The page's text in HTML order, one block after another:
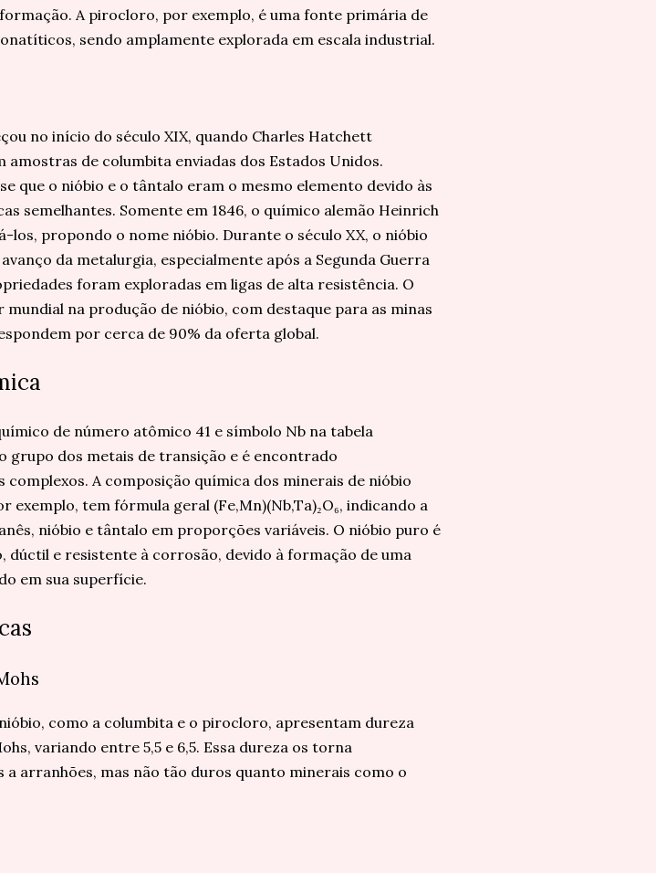
A pirocloro, por exemplo, é uma fonte primária de
sendo amplamente explorada em escala industrial.
no início do século XIX, quando Charles Hatchett
de columbita enviadas dos Estados Unidos.
que o nióbio e o tântalo eram o mesmo elemento devido às
semelhantes. Somente em 1846, o químico alemão Heinrich
los, propondo o nome nióbio. Durante o século XX, o nióbio
da metalurgia, especialmente após a Segunda Guerra
foram exploradas em ligas de alta resistência. O
na produção de nióbio, com destaque para as minas
por cerca de 90% da oferta global.
de número atômico 41 e símbolo Nb na tabela
grupo dos metais de transição e é encontrado
A composição química dos minerais de nióbio
exemplo, tem fórmula geral (Fe,Mn)(Nb,Ta)₂O₆, indicando a
nióbio e tântalo em proporções variáveis. O nióbio puro é
dúctil e resistente à corrosão, devido à formação de uma
em sua superfície.
como a columbita e o pirocloro, apresentam dureza
variando entre 5,5 e 6,5. Essa dureza os torna
arranhões, mas não tão duros quanto minerais como o